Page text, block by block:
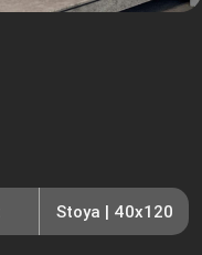
Stoya | 40x120